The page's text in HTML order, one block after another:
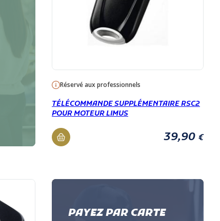
Réservé aux professionnels
TÉLÉCOMMANDE SUPPLÉMENTAIRE RSC2
POUR MOTEUR LIMUS
39,90 €
PAYEZ PAR CARTE